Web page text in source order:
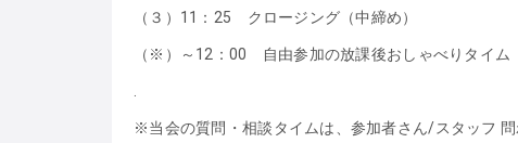
（３）11：25 クロージング（中締め）
（※）～12：00 自由参加の放課後おしゃべりタイム
※当会の質問・相談タイムは、参加者さん/スタッフ